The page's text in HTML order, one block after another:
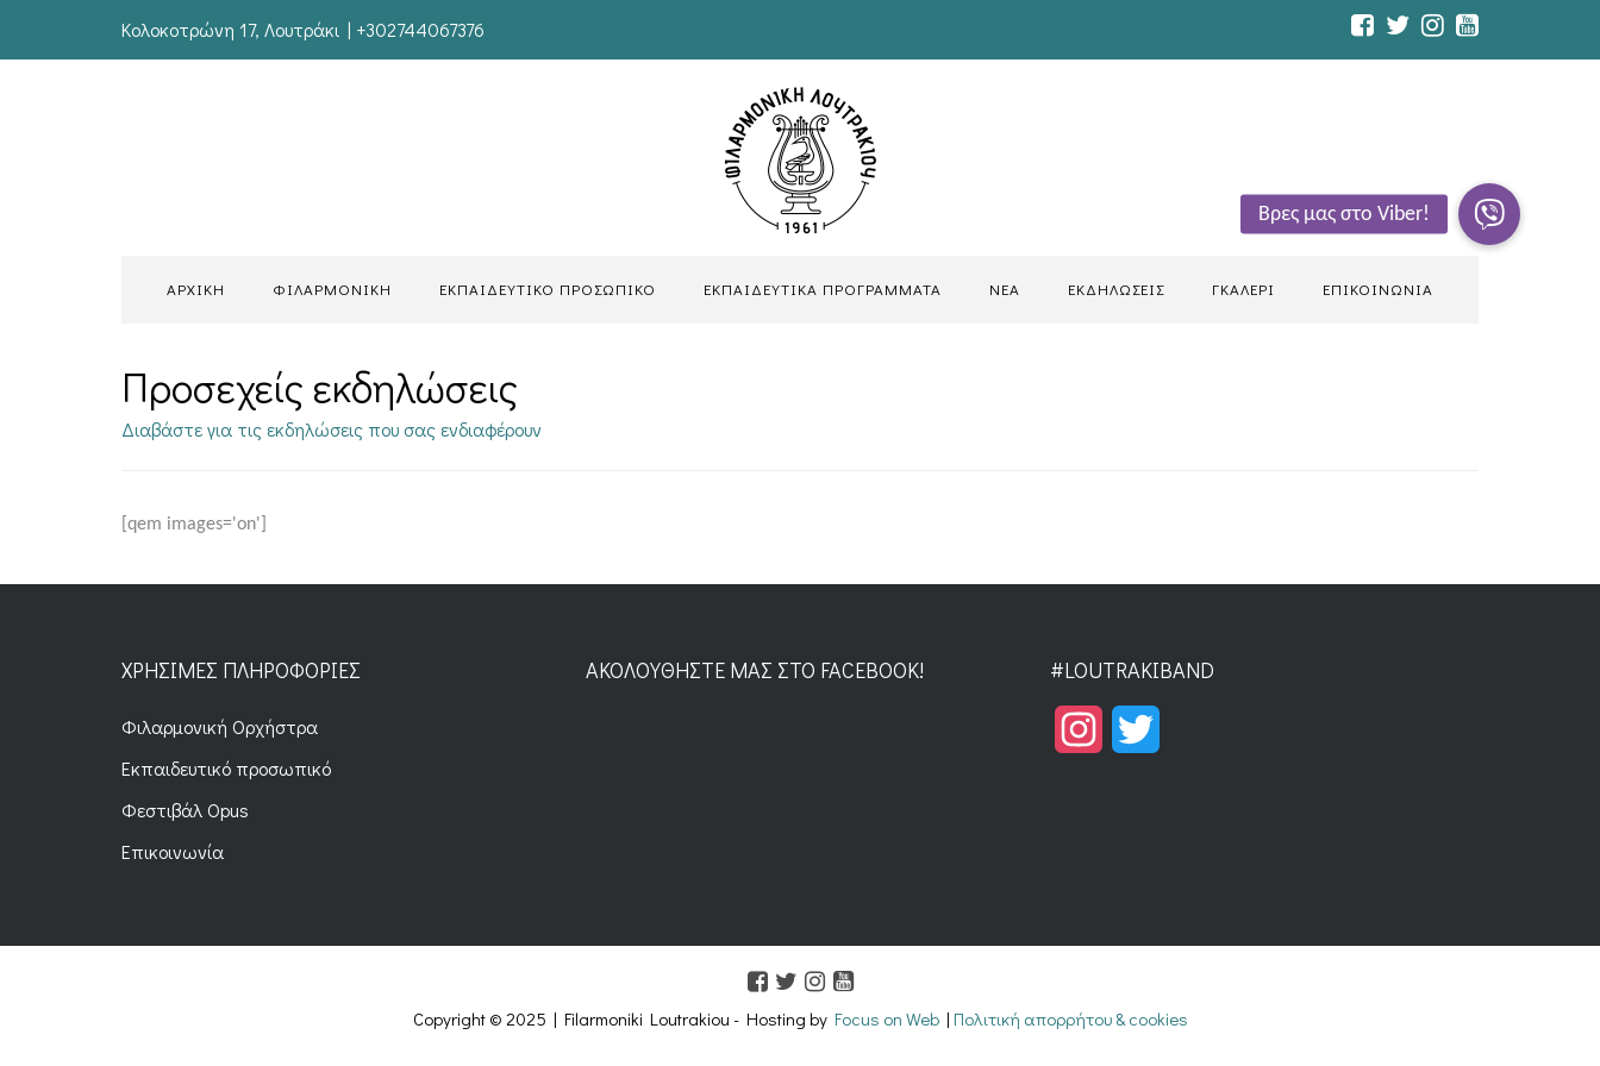
Κολοκοτρώνη 17, Λουτράκι | +302744067376
ΑΡΧΙΚΗ ΦΙΛΑΡΜΟΝΙΚΗ ΕΚΠΑΙΔΕΥΤΙΚΟ ΠΡΟΣΩΠΙΚΟ ΕΚΠΑΙΔΕΥΤΙΚΑ ΠΡΟΓΡΑΜΜΑΤΑ ΝΕΑ ΕΚΔΗΛΩΣΕΙΣ ΓΚΑΛΕΡΙ ΕΠΙΚΟΙΝΩΝΙΑ
Προσεχείς εκδηλώσεις
Διαβάστε για τις εκδηλώσεις που σας ενδιαφέρουν
[qem images='on']
ΧΡΉΣΙΜΕΣ ΠΛΗΡΟΦΟΡΊΕΣ
Φιλαρμονική Ορχήστρα
Εκπαιδευτικό προσωπικό
Φεστιβάλ Opus
Επικοινωνία
ΑΚΟΛΟΥΘΉΣΤΕ ΜΑΣ ΣΤΟ FACEBOOK! #LOUTRAKIBAND
Instagram
Copyright © 2025 | Filarmoniki Loutrakiou - Hosting by Focus on Web| Πολιτική απορρήτου & cookies